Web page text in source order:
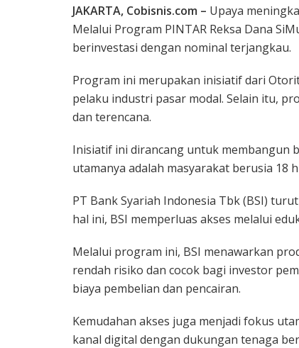
JAKARTA, Cobisnis.com – Upaya
Melalui Program PINTAR Reksa Dana
berinvestasi dengan nominal terjangkau.
Program ini merupakan inisiatif dari
pelaku industri pasar modal. Selain itu,
dan terencana.
Inisiatif ini dirancang untuk membangun
utamanya adalah masyarakat berusia 18
PT Bank Syariah Indonesia Tbk (BSI)
hal ini, BSI memperluas akses melalui
Melalui program ini, BSI menawarkan
rendah risiko dan cocok bagi investor
biaya pembelian dan pencairan.
Kemudahan akses juga menjadi fokus
kanal digital dengan dukungan tenaga